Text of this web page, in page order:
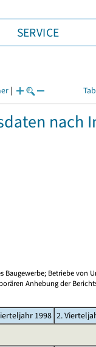
SERVICE
|
Betriebe von
Anhebung der
1998 2.